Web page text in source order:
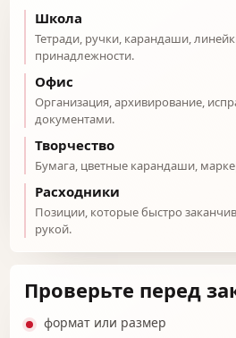
Школа
Тетради, ручки, карандаши,
принадлежности.
Офис
Организация, архивирование,
документами.
Творчество
Бумага, цветные карандаши,
Расходники
Позиции, которые быстро
рукой.
Проверьте перед
формат или размер